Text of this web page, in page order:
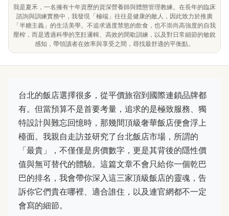
我是夏禾，一名擁有十年資歷的資深營養師與體態管理教練。在長年的臨床
諮詢與訓練實務中，我發現「極端」往往是健康的敵人，因此致力於推廣
「半糖主義」的生活美學。不追求過度禁慾的飲食，也不崇尚高強度的自我
壓榨，而是透過科學的烹飪邏輯、高效的間歇訓練，以及對日常細節的敏銳
感知，帶領讀者在效率與享受之間，尋找最舒適的平衡點。
台北的飯店選擇很多，從平價旅宿到國際連鎖品牌都
有。但當預算不是首要考量，追求的是極致服務、獨
特設計與難忘回憶時，那幾間頂級奢華飯店便會浮上
檯面。我親自走訪並研究了台北飯店市場，所謂的
「最貴」，不僅僅是房價數字，更是其背後的隱性價
值與無可替代的體驗。這篇文章不會只給你一個乾巴
巴的排名，我會帶你深入這三家頂級飯店的靈魂，告
訴你它們貴在哪裡、適合誰住，以及連官網都不一定
會寫的細節。